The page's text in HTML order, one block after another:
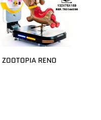
ZOOTOPIA RENO